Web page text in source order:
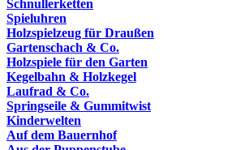
Schnullerketten
Spieluhren
Holzspielzeug für Draußen
Gartenschach & Co.
Holzspiele für den Garten
Kegelbahn & Holzkegel
Laufrad & Co.
Springseile & Gummitwist
Kinderwelten
Auf dem Bauernhof